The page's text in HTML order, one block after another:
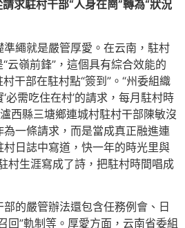
求駐村干部“人身在崗”轉為“狀況
繩就是嚴管厚愛。在云南，駐村
云嶺前鋒”，這個具有綜合效能的
干部在駐村點“簽到”。“州委組織
必需吃住在村’的請求，每月駐村時
西縣三塘鄉連城村駐村干部陳敏沒
一條請求，而是當成真正融進連
日誌中寫道，快一年的時光里與
村生涯寫成了詩，把駐村時間唱成
的嚴管辦法還包含任務例會、日
回”軌制等。厚愛方面，云南省委組